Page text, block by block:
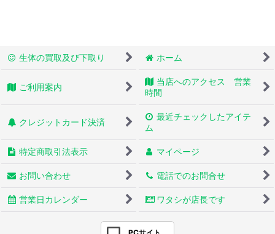
生体の買取及び下取り ホーム
ご利用案内
当店へのアクセス 営業
時間
クレジットカード決済
最近チェックしたアイテ
ム
特定商取引法表示 マイページ
お問い合わせ 電話でのお問合せ
営業日カレンダー ワタシが店長です